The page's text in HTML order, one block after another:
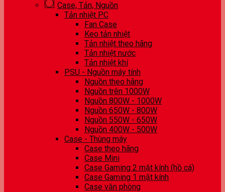
Case, Tản, Nguồn
Tản nhiệt PC
Fan Case
Keo tản nhiệt
Tản nhiệt theo hãng
Tản nhiệt nước
Tản nhiệt khí
PSU - Nguồn máy tính
Nguồn theo hãng
Nguồn trên 1000W
Nguồn 800W - 1000W
Nguồn 650W - 800W
Nguồn 550W - 650W
Nguồn 400W - 500W
Case - Thùng máy
Case theo hãng
Case Mini
Case Gaming 2 mặt kính (hồ cá)
Case Gaming 1 mặt kính
Case văn phòng